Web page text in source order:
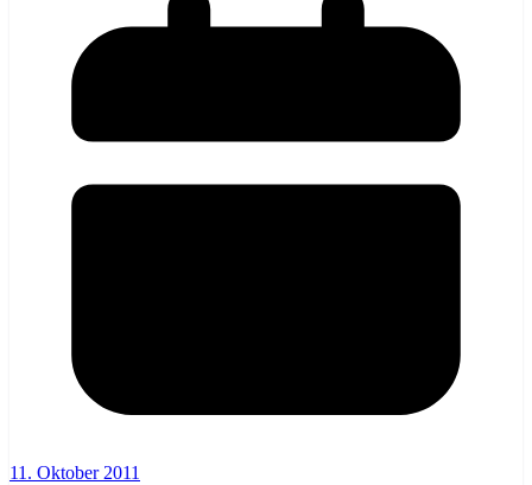
11. Oktober 2011